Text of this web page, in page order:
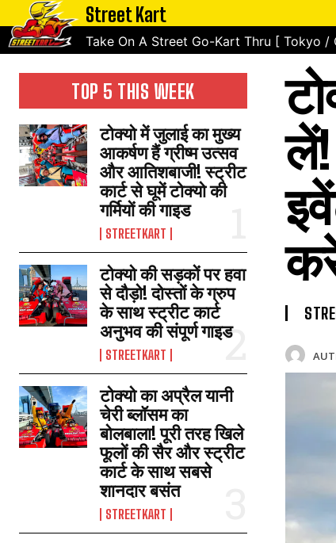
Street Kart
Take On A Street Go-Kart Thru [ Tokyo /
TOP 5 THIS WEEK
टोक्यो में जुलाई का मुख्य
आकर्षण हैं ग्रीष्म उत्सव
और आतिशबाजी! स्ट्रीट
कार्ट से घूमें टोक्यो की
गर्मियों की गाइड
STREETKART
टोक्यो की सड़कों पर हवा
से दौड़ो! दोस्तों के ग्रुप
के साथ स्ट्रीट कार्ट
अनुभव की संपूर्ण गाइड
STREETKART
टोक्यो का अप्रैल यानी
चेरी ब्लॉसम का
बोलबाला! पूरी तरह खिले
फूलों की सैर और स्ट्रीट
कार्ट के साथ सबसे
शानदार बसंत
STREETKART
लें!